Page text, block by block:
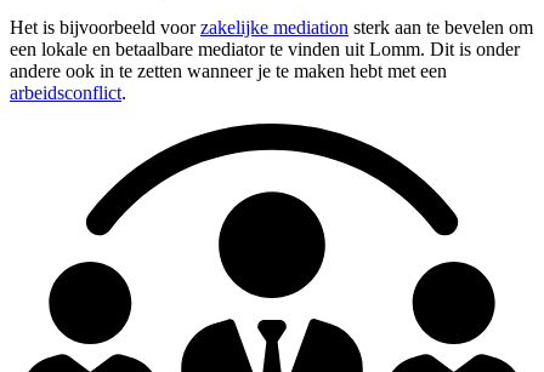
Het is bijvoorbeeld voorzakelijke mediation sterk aan te bevelen om
een lokale en betaalbare mediator te vinden uit Lomm. Dit is onder
andere ook in te zetten wanneer je te maken hebt met een
arbeidsconflict.